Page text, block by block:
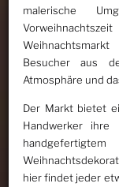
malerische
Besucher aus
Atmosphäre und
Der Markt bietet
Handwerker ihre
hier findet jeder